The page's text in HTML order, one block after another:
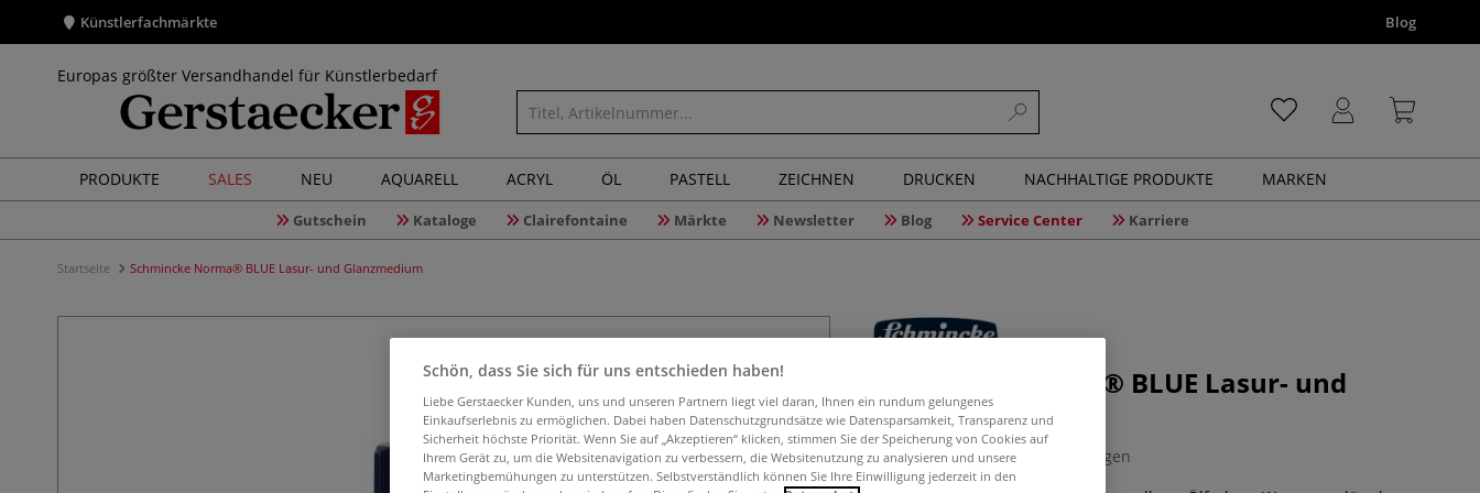
Künstlerfachmärkte Blog
Europas größter Versandhandel für Künstlerbedarf
PRODUKTE SALES NEU AQUARELL ACRYL ÖL PASTELL ZEICHNEN DRUCKEN NACHHALTIGE PRODUKTE MARKEN
Gutschein Kataloge Clairefontaine Märkte Newsletter Blog Service Center Karriere
Startseite Schmincke Norma® BLUE Lasur- und Glanzmedium
Schmincke Norma® BLUE Lasur- und
Glanzmedium
0 Bewertungen
Schön, dass Sie sich für uns entschieden haben!
Liebe Gerstaecker Kunden, uns und unseren Partnern liegt viel daran, Ihnen ein rundum gelungenes
Einkaufserlebnis zu ermöglichen. Dabei haben Datenschutzgrundsätze wie Datensparsamkeit, Transparenz und
Sicherheit höchste Priorität. Wenn Sie auf „Akzeptieren“ klicken, stimmen Sie der Speicherung von Cookies auf
Ihrem Gerät zu, um die Websitenavigation zu verbessern, die Websitenutzung zu analysieren und unsere
Marketingbemühungen zu unterstützen. Selbstverständlich können Sie Ihre Einwilligung jederzeit in den